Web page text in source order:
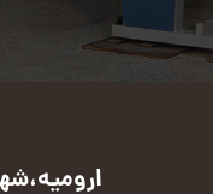
ارومیه،شهرک